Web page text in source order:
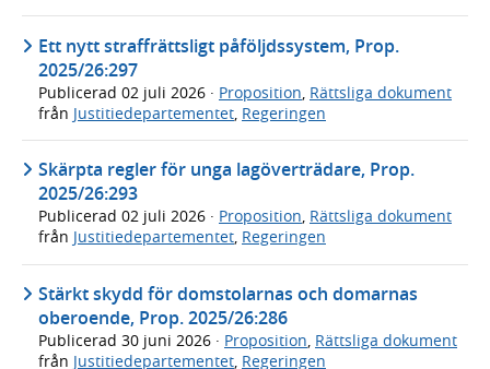
Ett nytt straffrättsligt påföljdssystem, Prop.
2025/26:297
Publicerad 02 juli 2026 · Proposition Rättsliga dokument
från Justitiedepartementet Regeringen
Skärpta regler för unga lagöverträdare, Prop.
2025/26:293
Publicerad 02 juli 2026 · Proposition, Rättsliga dokument
från Justitiedepartementet, Regeringen
Stärkt skydd för domstolarnas och domarnas
oberoende, Prop. 2025/26:286
Publicerad 30 juni 2026 · Proposition, Rättsliga dokument
från Justitiedepartementet, Regeringen